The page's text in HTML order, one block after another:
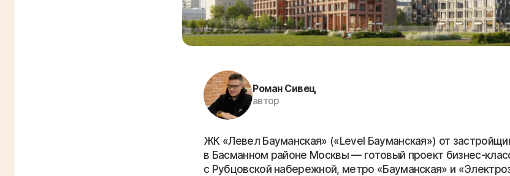
Роман Сивец
автор
ЖК «Левел Бауманская» («Level Бауманская») от
в Басманном районе Москвы — готовый проект бизнес-
с Рубцовской набережной, метро «Бауманская» и